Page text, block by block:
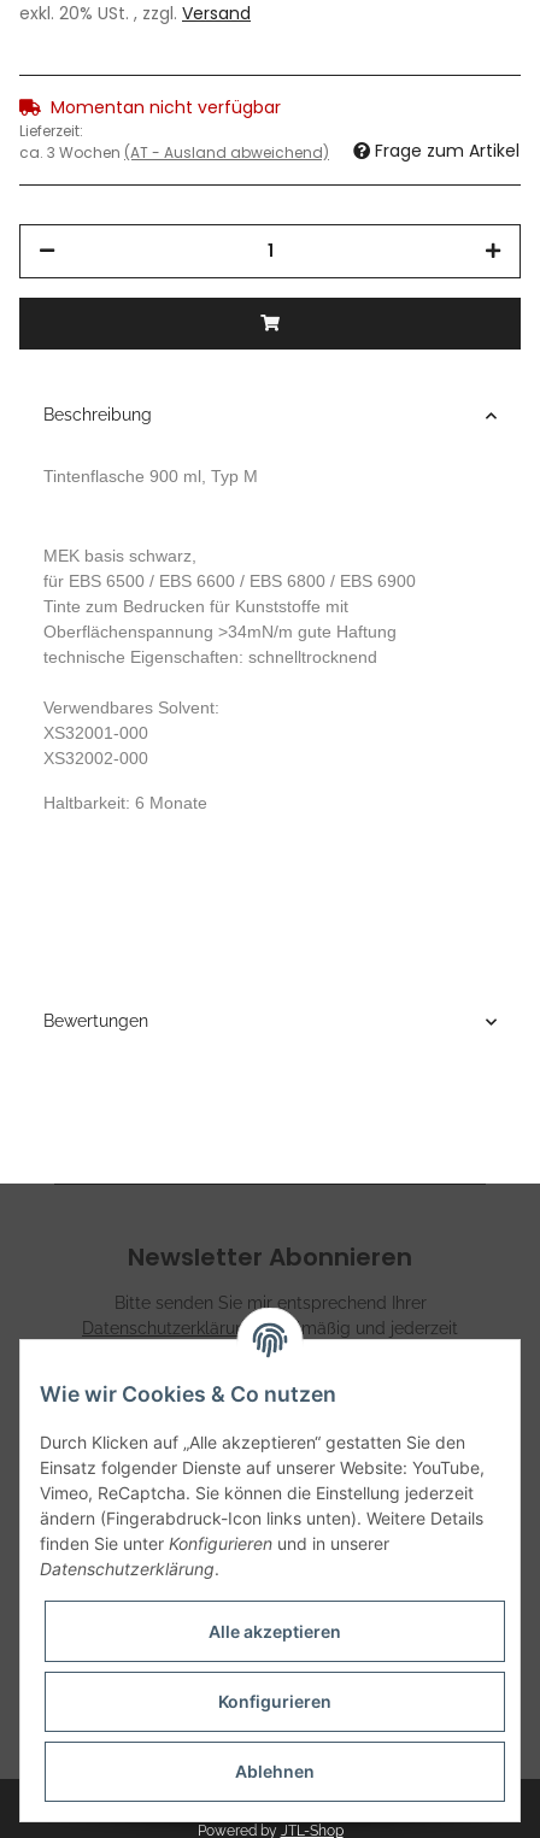
exkl. 20% USt. , zzgl. Versand
Momentan nicht verfügbar
Lieferzeit:
ca. 3 Wochen (AT - Ausland abweichend) Frage zum Artikel
Beschreibung
Tintenflasche 900 ml, Typ M
MEK basis schwarz,
für EBS 6500 / EBS 6600 / EBS 6800 / EBS 6900
Tinte zum Bedrucken für Kunststoffe mit
Oberflächenspannung >34mN/m gute Haftung
technische Eigenschaften: schnelltrocknend
Verwendbares Solvent:
XS32001-000
XS32002-000
Haltbarkeit: 6 Monate
Bewertungen
Newsletter Abonnieren
Bitte senden Sie mir entsprechend Ihrer
Datenschutzerklärungregelmäßig und jederzeit
widerruflich Informationen zu Ihrem Produktsortiment per
Abonnieren
Informationen
* Alle Preise zzgl. gesetzlicher USt., zzgl.Versand
Powered by JTL-Shop
Wie wir Cookies & Co nutzen
Durch Klicken auf „Alle akzeptieren“ gestatten Sie den
Einsatz folgender Dienste auf unserer Website: YouTube,
Vimeo, ReCaptcha. Sie können die Einstellung jederzeit
ändern (Fingerabdruck-Icon links unten). Weitere Details
finden Sie unter Konfigurieren und in unserer
Datenschutzerklärung.
Alle akzeptieren
Konfigurieren
Ablehnen